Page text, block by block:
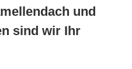
und
sind wir Ihr